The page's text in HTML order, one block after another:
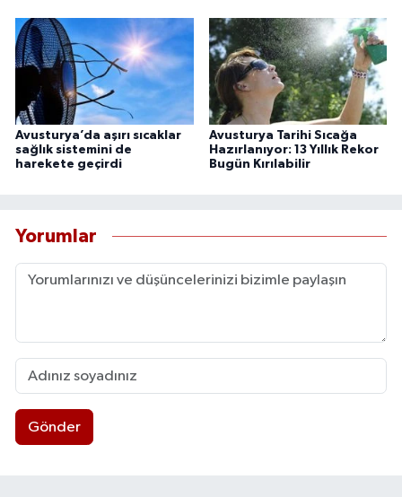
Avusturya’da aşırı sıcaklar
sağlık sistemini de
harekete geçirdi
Avusturya Tarihi Sıcağa
Hazırlanıyor: 13 Yıllık Rekor
Bugün Kırılabilir
Yorumlar
Gönder